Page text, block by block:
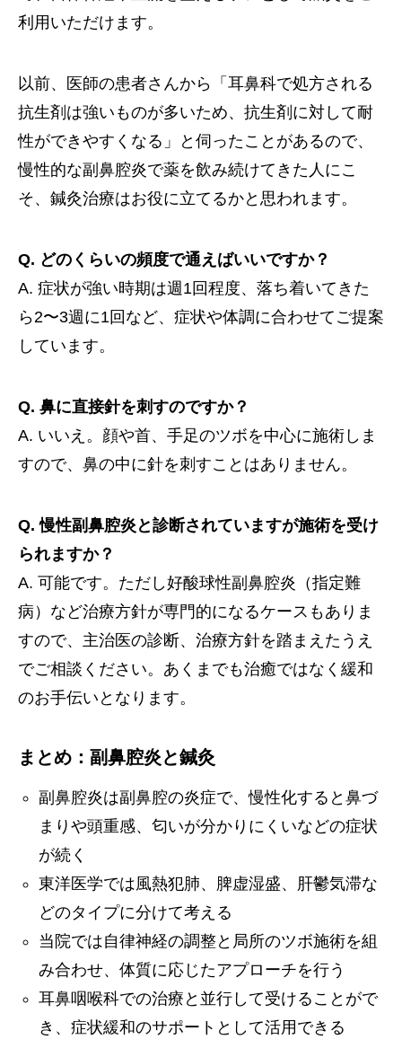
利用いただけます。
以前、医師の患者さんから「耳鼻科で処方される
抗生剤は強いものが多いため、抗生剤に対して耐
性ができやすくなる」と伺ったことがあるので、
慢性的な副鼻腔炎で薬を飲み続けてきた人にこ
そ、鍼灸治療はお役に立てるかと思われます。
Q. どのくらいの頻度で通えばいいですか？
A. 症状が強い時期は週1回程度、落ち着いてきた
ら2〜3週に1回など、症状や体調に合わせてご提案
しています。
Q. 鼻に直接針を刺すのですか？
A. いいえ。顔や首、手足のツボを中心に施術しま
すので、鼻の中に針を刺すことはありません。
Q. 慢性副鼻腔炎と診断されていますが施術を受け
られますか？
A. 可能です。ただし好酸球性副鼻腔炎（指定難
病）など治療方針が専門的になるケースもありま
すので、主治医の診断、治療方針を踏まえたうえ
でご相談ください。あくまでも治癒ではなく緩和
のお手伝いとなります。
まとめ：副鼻腔炎と鍼灸
副鼻腔炎は副鼻腔の炎症で、慢性化すると鼻づ
まりや頭重感、匂いが分かりにくいなどの症状
が続く
東洋医学では風熱犯肺、脾虚湿盛、肝鬱気滞な
どのタイプに分けて考える
当院では自律神経の調整と局所のツボ施術を組
み合わせ、体質に応じたアプローチを行う
耳鼻咽喉科での治療と並行して受けることがで
き、症状緩和のサポートとして活用できる